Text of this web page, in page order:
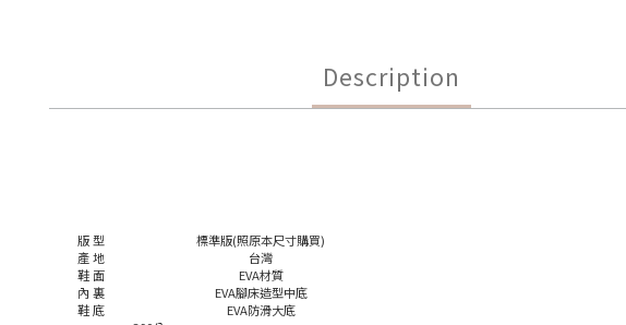
Description
版 型
標準版(照原本尺寸購買)
產 地
台灣
鞋 面
EVA材質
內 裏
EVA腳床造型中底
鞋 底
EVA防滑大底